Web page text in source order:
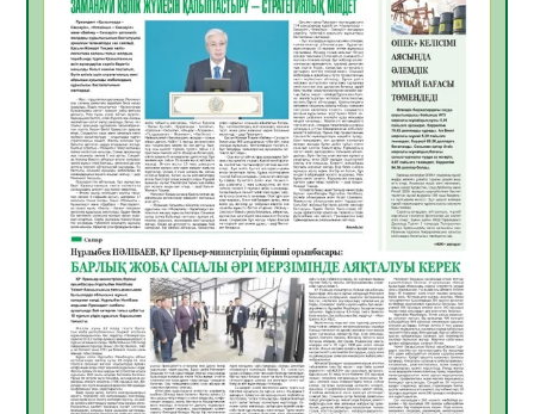
10.08.2026
18
Мемлекет басшысы Қасым-Жомарт
Тоқаевтың Абай күнімен құттықтауы
10.08.2026
10
«Жастар және заң мен тәртіп» атты
облыстық жайдарман ойындары өтті
10.08.2026
10
Өңірде «Кең дала-2» бағдарламасы арқылы
80 шаруашылық қаржыландырылды
09.08.2026
23
Жер ресурстары тиімді игерілуде
09.08.2026
24